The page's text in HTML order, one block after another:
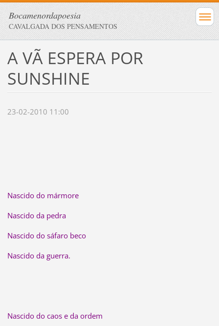
Bocamenordapoesia
CAVALGADA DOS PENSAMENTOS
A VÃ ESPERA POR
SUNSHINE
23-02-2010 11:00
Nascido do mármore
Nascido da pedra
Nascido do sáfaro beco
Nascido da guerra.
Nascido do caos e da ordem